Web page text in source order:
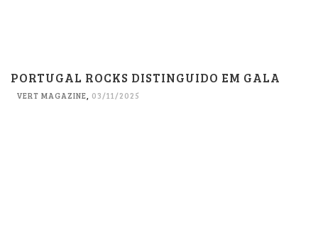
PORTUGAL ROCKS DISTINGUIDO EM GALA
VERT MAGAZINE, 03/11/2025